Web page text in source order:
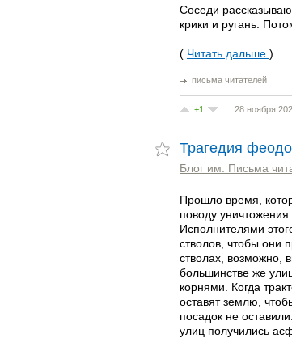
Соседи
крики и ругань.
( Читать дальше )
письма читателей
+1 28 ноября
Трагедия
Блог им. Письма
Прошло время,
поводу
Исполнителями
стволов, чтобы они
стволах, возможно,
большинстве же
корнями. Когда
оставят землю,
посадок не
улиц получились